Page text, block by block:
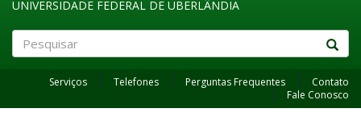
UNIVERSIDADE FEDERAL DE UBERLÂNDIA
Serviços Telefones Perguntas Frequentes
Contato
Fale Conosco